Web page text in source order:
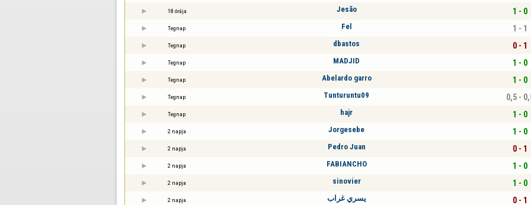
18 órája Jesão 1 - 0
Tegnap Fel 1 - 1
Tegnap dbastos 0 - 1
Tegnap MADJID 1 - 0
Tegnap Abelardo garro 1 - 0
Tegnap Tunturuntu09 0,5 -
Tegnap hajr 1 - 0
2 napja Jorgesebe 1 - 0
2 napja Pedro Juan 0 - 1
2 napja FABIANCHO 1 - 0
2 napja sinovier 1 - 0
2 napja يسري غراب 0 - 1